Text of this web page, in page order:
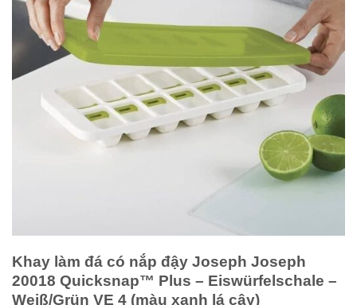
Khay làm đá có nắp đậy Joseph Joseph
20018 Quicksnap™ Plus – Eiswürfelschale –
Weiß/Grün VE 4 (màu xanh lá cây)